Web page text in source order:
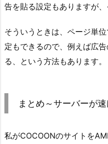
告を貼る設定もありますが
そういうときは、ページ単
定もできるので、例えば広
る、という方法もあります。
まとめ～サーバーが
私がCOCOONのサイトを